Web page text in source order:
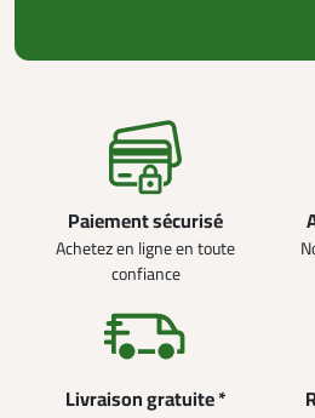
Paiement sécurisé
Achetez en ligne en toute
confiance
Livraison gratuite *